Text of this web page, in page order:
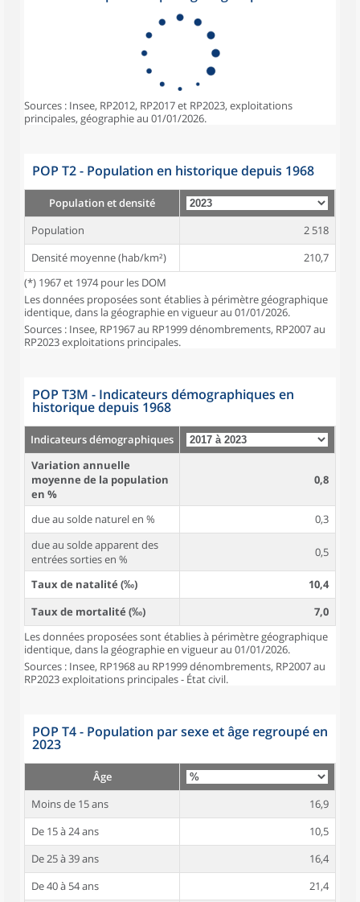
Sources : Insee, RP2012, RP2017 et RP2023, exploitations
principales, géographie au 01/01/2026.
POP T2 - Population en historique depuis 1968
Population et densité
Population
2 518
Densité moyenne (hab/km²)
210,7
(*) 1967 et 1974 pour les DOM
Les données proposées sont établies à périmètre géographique
identique, dans la géographie en vigueur au 01/01/2026.
Sources : Insee, RP1967 au RP1999 dénombrements, RP2007 au
RP2023 exploitations principales.
POP T3M - Indicateurs démographiques en
historique depuis 1968
Indicateurs démographiques
Variation annuelle
moyenne de la population
en %
0,8
due au solde naturel en %
0,3
due au solde apparent des
entrées sorties en %
0,5
Taux de natalité (‰)
10,4
Taux de mortalité (‰)
7,0
Les données proposées sont établies à périmètre géographique
identique, dans la géographie en vigueur au 01/01/2026.
Sources : Insee, RP1968 au RP1999 dénombrements, RP2007 au
RP2023 exploitations principales - État civil.
POP T4 - Population par sexe et âge regroupé en
2023
Âge
Moins de 15 ans
16,9
De 15 à 24 ans
10,5
De 25 à 39 ans
16,4
De 40 à 54 ans
21,4